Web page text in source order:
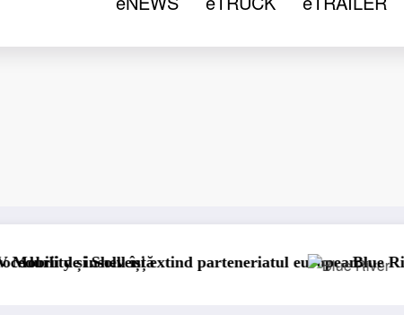
insolvență
Shell își extind parteneriatul europeanBlue River: